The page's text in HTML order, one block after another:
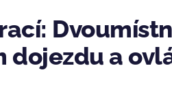
dojezdu a